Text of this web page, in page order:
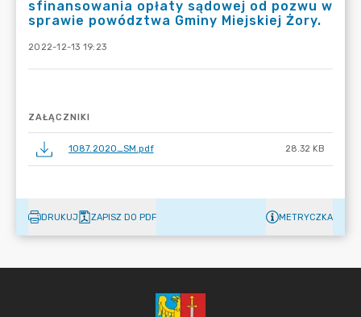
sfinansowania opłaty sądowej od pozwu w
sprawie powództwa Gminy Miejskiej Żory.
2022-12-13 19:23
ZAŁĄCZNIKI
1087.2020_SM.pdf 28.32 KB
DRUKUJ ZAPISZ DO PDF METRYCZKA